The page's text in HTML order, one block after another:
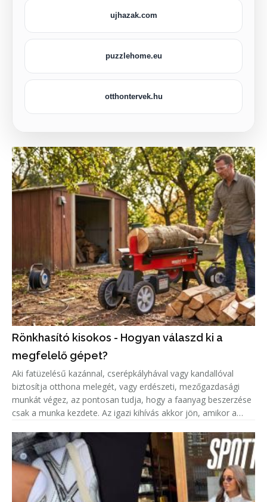
ujhazak.com
puzzlehome.eu
otthontervek.hu
Rönkhasító kisokos - Hogyan válaszd ki a
megfelelő gépet?
Aki fatüzelésű kazánnal, cserépkályhával vagy kandallóval
biztosítja otthona melegét, vagy erdészeti, mezőgazdasági
munkát végez, az pontosan tudja, hogy a faanyag beszerzése
csak a munka kezdete. Az igazi kihívás akkor jön, amikor a
hagyomá